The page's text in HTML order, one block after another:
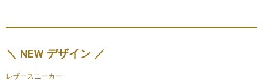
＼ NEW デザイン ／
レザースニーカー